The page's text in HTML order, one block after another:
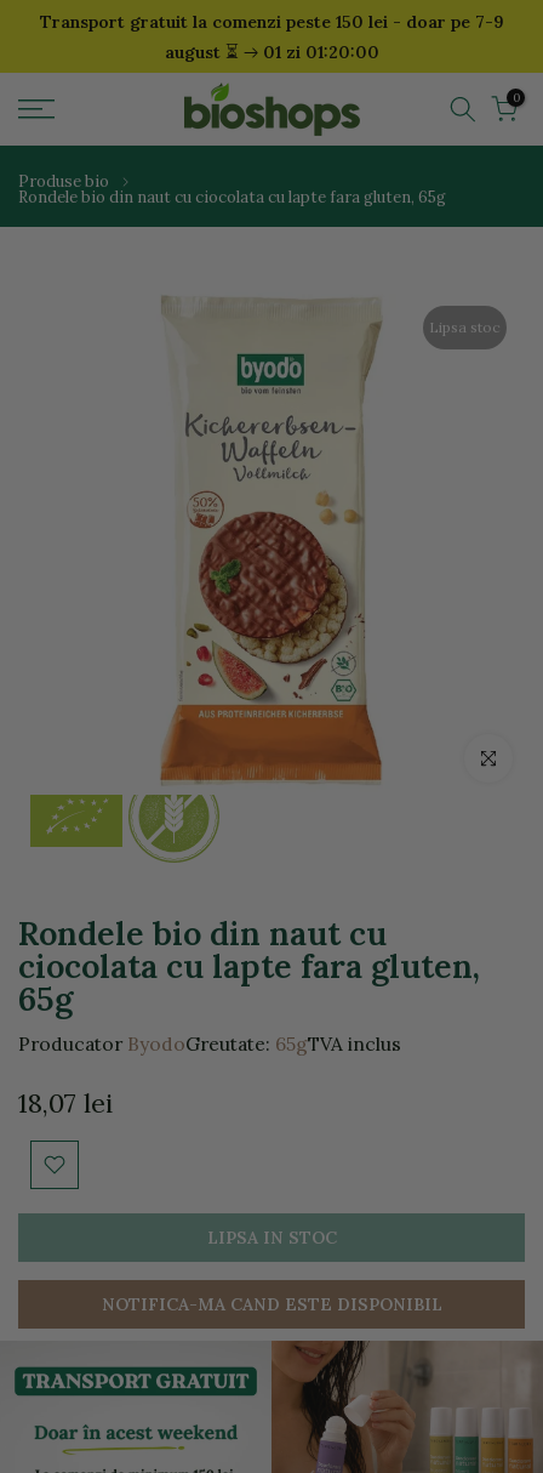
SariTransport gratuit la comenzi peste 150 lei - doar pe 7-9
august ⏳ 01 zi 01:20:00
0
Produse bio
Rondele bio din naut cu ciocolata cu lapte fara gluten, 65g
Lipsa stoc
Click
Rondele bio din naut cu
ciocolata cu lapte fara gluten,
65g
Producator ByodoGreutate: 65gTVA inclus
18,07 lei
LIPSA IN STOC
NOTIFICA-MA CAND ESTE DISPONIBIL